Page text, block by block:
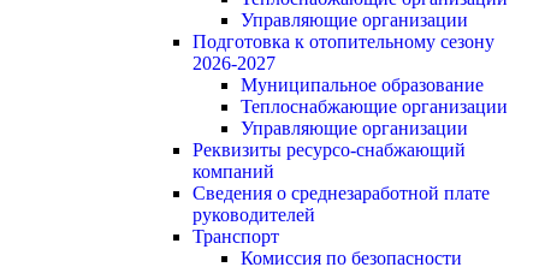
Управляющие организации
Подготовка к отопительному сезону
2026-2027
Муниципальное образование
Теплоснабжающие организации
Управляющие организации
Реквизиты ресурсо-снабжающий
компаний
Сведения о среднезаработной плате
руководителей
Транспорт
Комиссия по безопасности